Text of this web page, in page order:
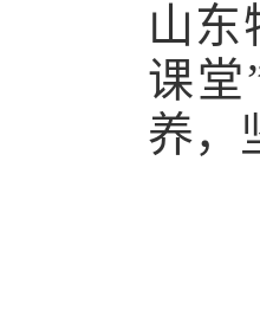
山东
课堂
养，